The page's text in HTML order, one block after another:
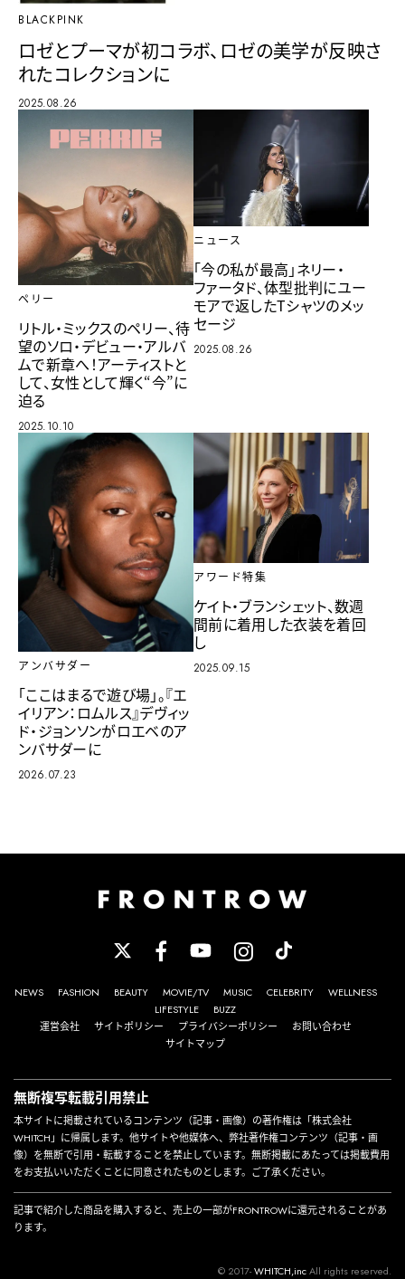
BLACKPINK
ロゼとプーマが初コラボ、ロゼの美学が反映さ
れたコレクションに
2025.08.26
ペリー
リトル・ミックスのペリー、待
望のソロ・デビュー・アルバ
ムで新章へ！アーティストと
して、女性として輝く“今”に
迫る
2025.10.10
ニュース
「今の私が最高」ネリー・
ファータド、体型批判にユー
モアで返したTシャツのメッ
セージ
2025.08.26
アンバサダー
「ここはまるで遊び場」。『エ
イリアン：ロムルス』デヴィッ
ド・ジョンソンがロエベのア
ンバサダーに
2026.07.23
アワード特集
ケイト・ブランシェット、数週
間前に着用した衣装を着回
し
2025.09.15
NEWS FASHION BEAUTY MOVIE/TV MUSIC CELEBRITY
WELLNESS
LIFESTYLE
BUZZ
運営会社
サイトポリシー プライバシーポリシー
お問い合わせ
サイトマップ
無断複写転載引用禁止
本サイトに掲載されているコンテンツ（記事・画像）の著作権は「株式会社
WHITCH」に帰属します。他サイトや他媒体へ、弊社著作権コンテンツ（記事・画
像）を無断で引用・転載することを禁止しています。無断掲載にあたっては掲載費用
をお支払いいただくことに同意されたものとします。ご了承ください。
記事で紹介した商品を購入すると、売上の一部がFRONTROWに還元されることがあ
ります。
© 2017-WHITCH,incAll rights reserved.